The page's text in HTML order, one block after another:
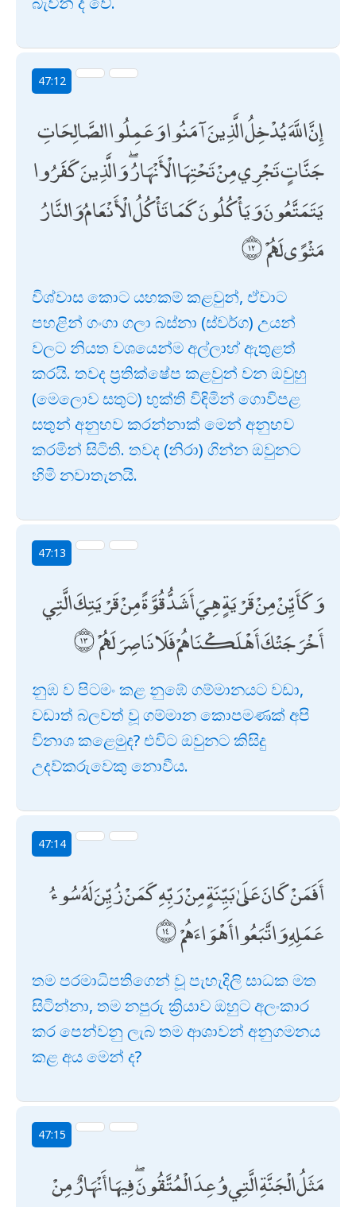
47:12
إِنَّ اللَّهَ يُدْخِلُ الَّذِينَ آمَنُوا وَعَمِلُوا الصَّالِحَاتِ
جَنَّاتٍ تَجْرِي مِنْ تَحْتِهَا الْأَنْهَارُ ۖ وَالَّذِينَ كَفَرُوا
يَتَمَتَّعُونَ وَيَأْكُلُونَ كَمَا تَأْكُلُ الْأَنْعَامُ وَالنَّارُ
مَثْوًى لَهُمْ
විශ්වාස කොට යහකම් කළවුන්, ඒවාට
පහළින් ගංගා ගලා බස්නා (ස්වර්ග) උයන්
වලට නියත වශයෙන්ම අල්ලාහ් ඇතුළත්
කරයි. තවද ප්‍රතික්ෂේප කළවුන් වන ඔවුහු
(මෙලොව සතුට) භුක්ති විඳිමින් ගොවිපළ
සතුන් අනුභව කරන්නාක් මෙන් අනුභව
කරමින් සිටිති. තවද (නිරා) ගින්න ඔවුනට
හිමි නවාතැනයි.
47:13
وَكَأَيِّنْ مِنْ قَرْيَةٍ هِيَ أَشَدُّ قُوَّةً مِنْ قَرْيَتِكَ الَّتِي
أَخْرَجَتْكَ أَهْلَكْنَاهُمْ فَلَا نَاصِرَ لَهُمْ
නුඹ ව පිටමං කළ නුඹේ ගම්මානයට වඩා,
වඩාත් බලවත් වූ ගම්මාන කොපමණක් අපි
විනාශ කළෙමුද? එවිට ඔවුනට කිසිදු
උදව්කරුවෙකු නොවීය.
47:14
أَفَمَنْ كَانَ عَلَىٰ بَيِّنَةٍ مِنْ رَبِّهِ كَمَنْ زُيِّنَ لَهُ سُوءُ
عَمَلِهِ وَاتَّبَعُوا أَهْوَاءَهُمْ
තම පරමාධිපතිගෙන් වූ පැහැදිලි සාධක මත
සිටින්නා, තම නපුරු ක්‍රියාව ඔහුට අලංකාර
කර පෙන්වනු ලැබ තම ආශාවන් අනුගමනය
කළ අය මෙන් ද?
47:15
مَثَلُ الْجَنَّةِ الَّتِي وُعِدَ الْمُتَّقُونَ ۖ فِيهَا أَنْهَارٌ مِنْ